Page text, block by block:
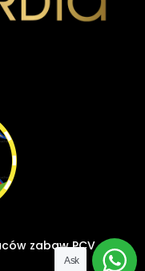
zabaw PCV
Ask